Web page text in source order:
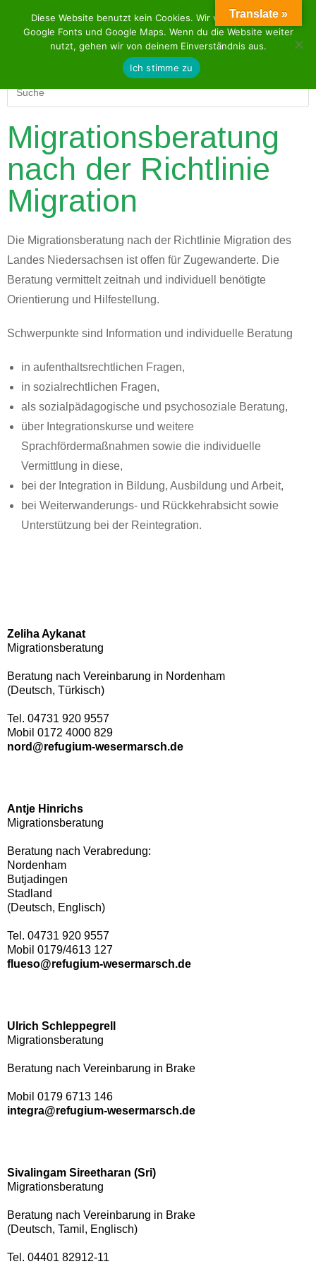
Migrationsberatung
nach der Richtlinie
Migration
Die Migrationsberatung nach der Richtlinie Migration des
Landes Niedersachsen ist offen für Zugewanderte. Die
Beratung vermittelt zeitnah und individuell benötigte
Orientierung und Hilfestellung.
Schwerpunkte sind Information und individuelle Beratung
in aufenthaltsrechtlichen Fragen,
in sozialrechtlichen Fragen,
als sozialpädagogische und psychosoziale Beratung,
über Integrationskurse und weitere
Sprachfördermaßnahmen sowie die individuelle
Vermittlung in diese,
bei der Integration in Bildung, Ausbildung und Arbeit,
bei Weiterwanderungs- und Rückkehrabsicht sowie
Unterstützung bei der Reintegration.
Zeliha Aykanat
Migrationsberatung
Beratung nach Vereinbarung in Nordenham
(Deutsch, Türkisch)
Tel. 04731 920 9557
Mobil 0172 4000 829
nord@refugium-wesermarsch.de
Antje Hinrichs
Migrationsberatung
Beratung nach Verabredung:
Nordenham
Butjadingen
Stadland
(Deutsch, Englisch)
Tel. 04731 920 9557
Mobil 0179/4613 127
flueso@refugium-wesermarsch.de
Ulrich Schleppegrell
Migrationsberatung
Beratung nach Vereinbarung in Brake
Mobil 0179 6713 146
integra@refugium-wesermarsch.de
Sivalingam Sireetharan (Sri)
Migrationsberatung
Beratung nach Vereinbarung in Brake
(Deutsch, Tamil, Englisch)
Tel. 04401 82912-11
Translate »
Diese Website benutzt kein Cookies. Wir verwenden aber
Google Fonts und Google Maps. Wenn du die Website weiter
nutzt, gehen wir von deinem Einverständnis aus.
Ich stimme zu